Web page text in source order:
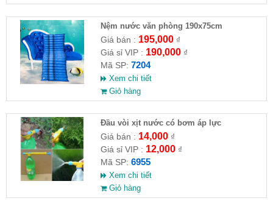
Nệm nước văn phòng 190x75cm
Giá bán : 195,000₫
Giá sỉ VIP : 190,000₫
Mã SP: 7204
Xem chi tiết
Giỏ hàng
Đầu vòi xịt nước có bơm áp lực
Giá bán : 14,000₫
Giá sỉ VIP : 12,000₫
Mã SP: 6955
Xem chi tiết
Giỏ hàng